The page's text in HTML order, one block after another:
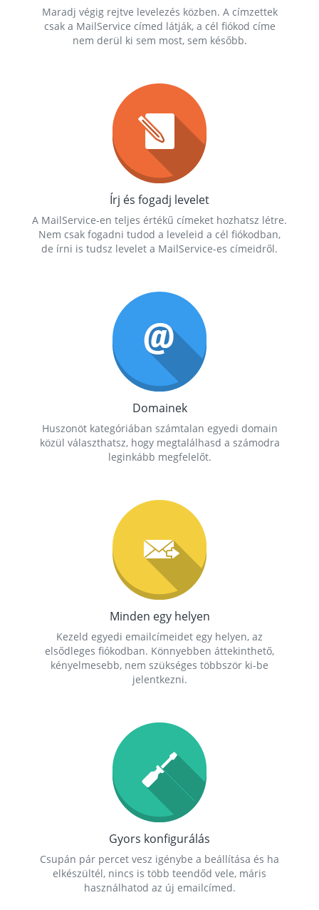
Maradj végig rejtve levelezés közben. A címzettek
csak a MailService címed látják, a cél fiókod címe
nem derül ki sem most, sem később.
Írj és fogadj levelet
A MailService-en teljes értékű címeket hozhatsz létre.
Nem csak fogadni tudod a leveleid a cél fiókodban,
de írni is tudsz levelet a MailService-es címeidről.
Domainek
Huszonöt kategóriában számtalan egyedi domain
közül választhatsz, hogy megtalálhasd a számodra
leginkább megfelelőt.
Minden egy helyen
Kezeld egyedi emailcímeidet egy helyen, az
elsődleges fiókodban. Könnyebben áttekinthető,
kényelmesebb, nem szükséges többször ki-be
jelentkezni.
Gyors konfigurálás
Csupán pár percet vesz igénybe a beállítása és ha
elkészültél, nincs is több teendőd vele, máris
használhatod az új emailcímed.